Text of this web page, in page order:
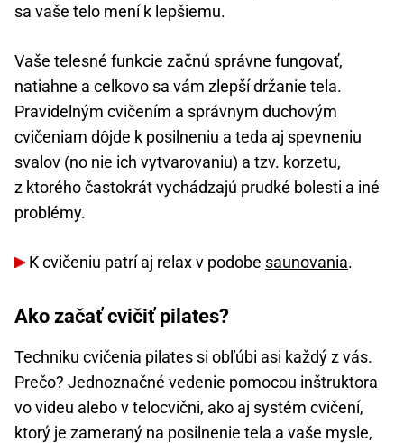
sa vaše telo mení k lepšiemu.
Vaše telesné funkcie začnú správne fungovať,
natiahne a celkovo sa vám zlepší držanie tela.
Pravidelným cvičením a správnym duchovým
cvičeniam dôjde k posilneniu a teda aj spevneniu
svalov (no nie ich vytvarovaniu) a tzv. korzetu,
z ktorého častokrát vychádzajú prudké bolesti a iné
problémy.
K cvičeniu patrí aj relax v podobe saunovania.
Ako začať cvičiť pilates?
Techniku cvičenia pilates si obľúbi asi každý z vás.
Prečo? Jednoznačné vedenie pomocou inštruktora
vo videu alebo v telocvični, ako aj systém cvičení,
ktorý je zameraný na posilnenie tela a vaše mysle,